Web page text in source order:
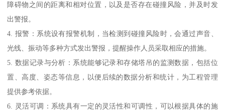
障碍物之间的距离和相对位置，以及是否存在碰撞风险，并及时发
出警报。
4. 报警：系统设有报警机制，当检测到碰撞风险时，会通过声音、
光线、振动等多种方式发出警报，提醒操作人员采取相应的措施。
5. 数据记录与分析：系统能够记录和存储塔吊的监测数据，包括位
置、高度、姿态等信息，以便后续的数据分析和统计，为工程管理
提供参考依据。
6. 灵活可调：系统具有一定的灵活性和可调性，可以根据具体的施